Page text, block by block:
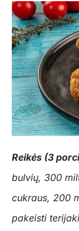
Reikės (3
bulvių, 300
cukraus, 200
pakeisti